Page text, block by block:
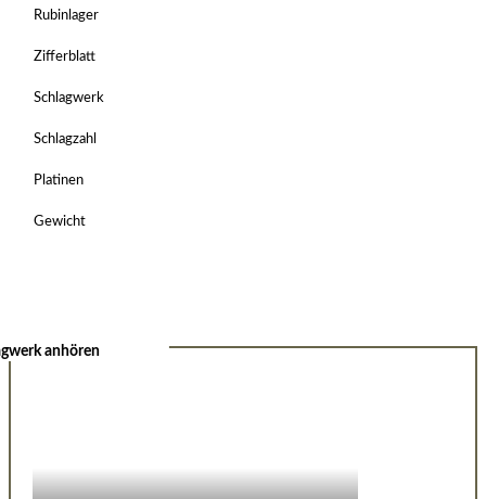
Rubinlager
Zifferblatt
Schlagwerk
Schlagzahl
Platinen
Gewicht
anhören